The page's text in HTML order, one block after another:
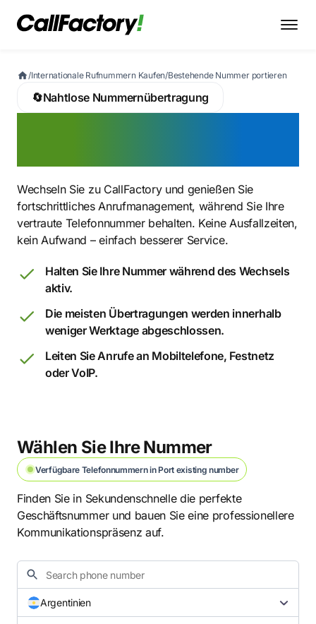
/Internationale Rufnummern Kaufen/Bestehende Nummer portieren
🔄Nahtlose Nummernübertragung
Wechseln Sie zu CallFactory und genießen Sie
fortschrittliches Anrufmanagement, während Sie Ihre
vertraute Telefonnummer behalten. Keine Ausfallzeiten,
kein Aufwand – einfach besserer Service.
Halten Sie Ihre Nummer während des Wechsels
aktiv.
Die meisten Übertragungen werden innerhalb
weniger Werktage abgeschlossen.
Leiten Sie Anrufe an Mobiltelefone, Festnetz
oder VoIP.
Wählen Sie Ihre Nummer
Verfügbare Telefonnummern in Port existing number
Finden Sie in Sekundenschnelle die perfekte
Geschäftsnummer und bauen Sie eine professionellere
Kommunikationspräsenz auf.
Argentinien